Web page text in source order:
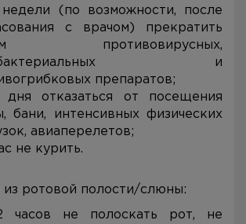
(по возможности, после
с врачом) прекратить
противовирусных,
и
препаратов;
отказаться от посещения
бани, интенсивных физических
авиаперелетов;
не курить.
из ротовой полости/слюны:
часов не полоскать рот, не